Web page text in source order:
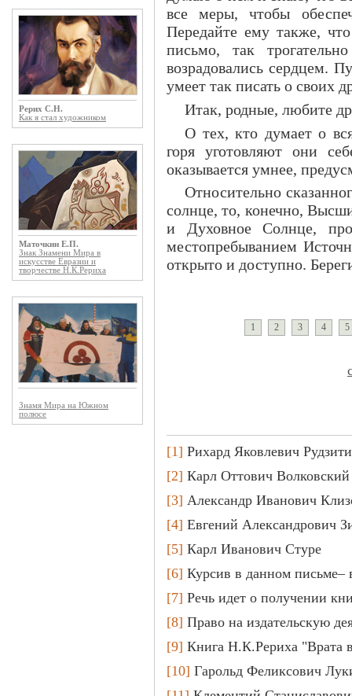
Рерих С.Н.
Как я стал художником
Маточкин Е.П.
Знак Знамени Мира в
искусстве Евразии и
творчестве Н.К.Рериха
Знамя Мира на Южном
полюсе
все меры, чтобы
Передайте ему также,
письмо, так
возрадовались сердцем.
умеет так писать о своих
Итак, родные, любите
О тех, кто думает о
горя уготовляют они
оказывается умнее,
Относительно
солнце, то, конечно,
и Духовное Солнце,
местопребыванием
открыто и доступно.
1 2 3 4 5
[1] Рихард Яковлевич
[2] Карл Оттович Волковский
[3] Александр Иванович
[4] Евгений Александрович
[5] Карл Иванович Стуре
[6] Курсив в данном
[7] Речь идет о получении
[8] Право на издательскую
[9] Книга Н.К.Рериха "Врата
[10] Гарольд Феликсович